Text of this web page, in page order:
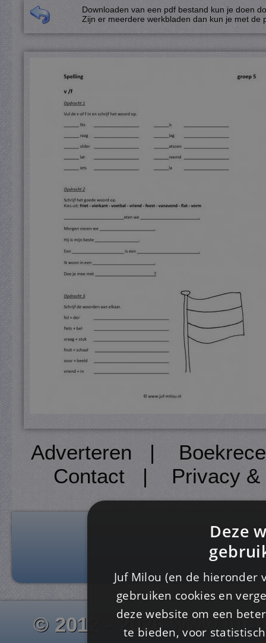
Downloaden van een pdf bestand kun je doen
Zijn er meerdere werkbladen dan kun je met de
Adverteren |
Contact| Privacy
© 2012 - 2026
Deze
Juf Milou (en de
gebruiken cookies en
deze website om een
te bieden, voor